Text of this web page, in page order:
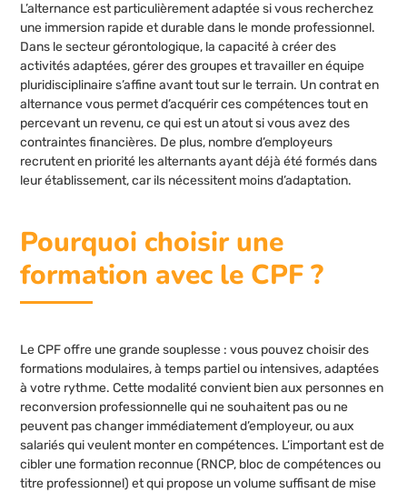
L’alternance est particulièrement adaptée si vous recherchez
une immersion rapide et durable dans le monde professionnel.
Dans le secteur gérontologique, la capacité à créer des
activités adaptées, gérer des groupes et travailler en équipe
pluridisciplinaire s’affine avant tout sur le terrain. Un contrat en
alternance vous permet d’acquérir ces compétences tout en
percevant un revenu, ce qui est un atout si vous avez des
contraintes financières. De plus, nombre d’employeurs
recrutent en priorité les alternants ayant déjà été formés dans
leur établissement, car ils nécessitent moins d’adaptation.
Pourquoi choisir une
formation avec le CPF ?
Le CPF offre une grande souplesse : vous pouvez choisir des
formations modulaires, à temps partiel ou intensives, adaptées
à votre rythme. Cette modalité convient bien aux personnes en
reconversion professionnelle qui ne souhaitent pas ou ne
peuvent pas changer immédiatement d’employeur, ou aux
salariés qui veulent monter en compétences. L’important est de
cibler une formation reconnue (RNCP, bloc de compétences ou
titre professionnel) et qui propose un volume suffisant de mise